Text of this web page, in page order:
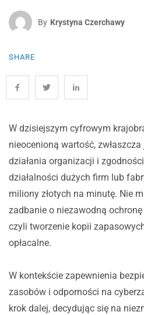
By Krystyna Czerchawy
SHARE
W dzisiejszym cyfrowym
nieocenioną wartość,
działania organizacji i
działalności dużych firm lub
miliony złotych na minutę. Nie
zadbanie o niezawodną
czyli tworzenie kopii
opłacalne.
W kontekście zapewnienia
zasobów i odporności na
krok dalej, decydując się na